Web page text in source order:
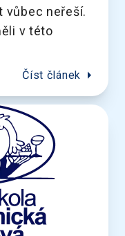
vůbec neřeší.
v této
Číst článek arrow_right